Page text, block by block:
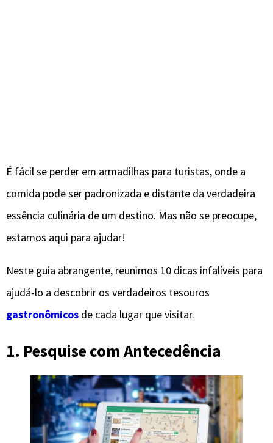
É fácil se perder em armadilhas para turistas, onde a
comida pode ser padronizada e distante da verdadeira
essência culinária de um destino. Mas não se preocupe,
estamos aqui para ajudar!
Neste guia abrangente, reunimos 10 dicas infalíveis para
ajudá-lo a descobrir os verdadeiros tesouros
gastronômicos de cada lugar que visitar.
1. Pesquise com Antecedência